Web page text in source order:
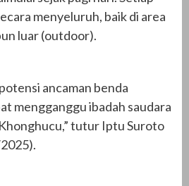
menyeluruh, baik di area
luar (outdoor).
ancaman benda
mengganggu ibadah saudara
tutur Iptu Suroto